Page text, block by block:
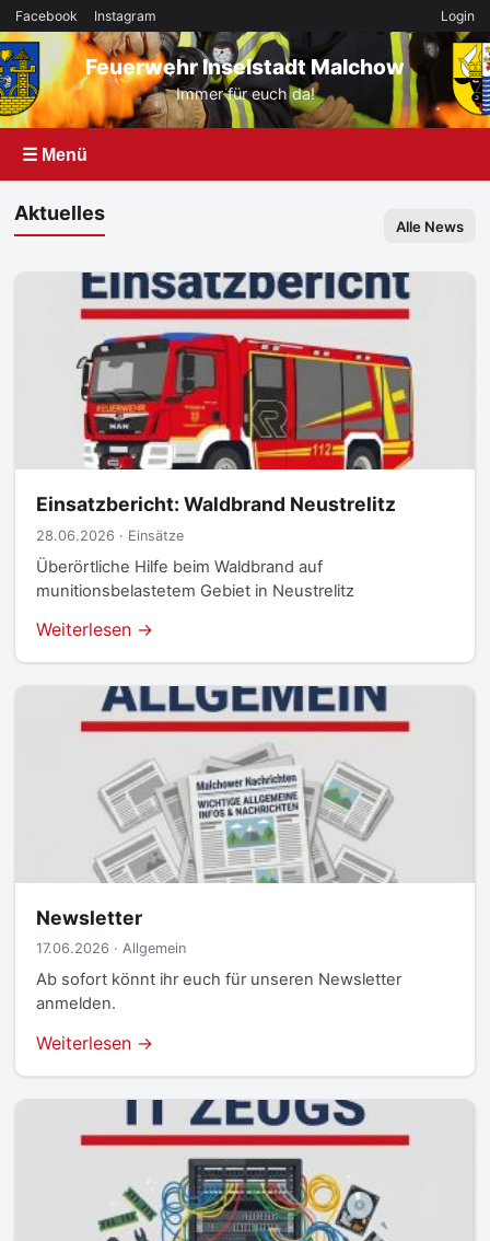
Facebook Instagram Login
Feuerwehr Inselstadt Malchow
Immer für euch da!
☰ Menü
Aktuelles
Alle News
Einsatzbericht: Waldbrand Neustrelitz
28.06.2026 · Einsätze
Überörtliche Hilfe beim Waldbrand auf
munitionsbelastetem Gebiet in Neustrelitz
Weiterlesen →
Newsletter
17.06.2026 · Allgemein
Ab sofort könnt ihr euch für unseren Newsletter
anmelden.
Weiterlesen →